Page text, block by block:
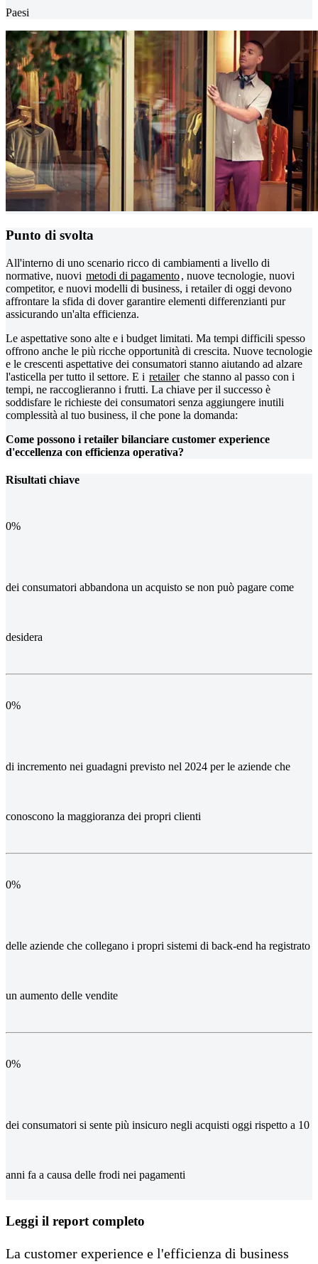
Paesi
Punto di svolta
All'interno di uno scenario ricco di cambiamenti a livello di
normative, nuovi metodi di pagamento, nuove tecnologie, nuovi
competitor, e nuovi modelli di business, i retailer di oggi devono
affrontare la sfida di dover garantire elementi differenzianti pur
assicurando un'alta efficienza.
Le aspettative sono alte e i budget limitati. Ma tempi difficili spesso
offrono anche le più ricche opportunità di crescita. Nuove tecnologie
e le crescenti aspettative dei consumatori stanno aiutando ad alzare
l'asticella per tutto il settore. E i retailer che stanno al passo con i
tempi, ne raccoglieranno i frutti. La chiave per il successo è
soddisfare le richieste dei consumatori senza aggiungere inutili
complessità al tuo business, il che pone la domanda:
Come possono i retailer bilanciare customer experience
d'eccellenza con efficienza operativa?
Risultati chiave
0%
dei consumatori abbandona un acquisto se non può pagare come
desidera
0%
di incremento nei guadagni previsto nel 2024 per le aziende che
conoscono la maggioranza dei propri clienti
0%
delle aziende che collegano i propri sistemi di back-end ha registrato
un aumento delle vendite
0%
dei consumatori si sente più insicuro negli acquisti oggi rispetto a 10
anni fa a causa delle frodi nei pagamenti
Leggi il report completo
La customer experience e l'efficienza di business